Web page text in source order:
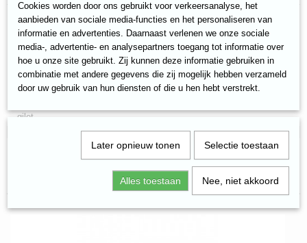
Kleding & Accessoires
Kleding
gilet
Sorteer op:
Cookies worden door ons gebruikt voor verkeersanalyse, het
aanbieden van sociale media-functies en het personaliseren van
informatie en advertenties. Daarnaast verlenen we onze sociale
media-, advertentie- en analysepartners toegang tot informatie over
hoe u onze site gebruikt. Zij kunnen deze informatie gebruiken in
combinatie met andere gegevens die zij mogelijk hebben verzameld
door uw gebruik van hun diensten of die u hen hebt verstrekt.
Later opnieuw tonen Selectie toestaan
Alles toestaan Nee, niet akkoord